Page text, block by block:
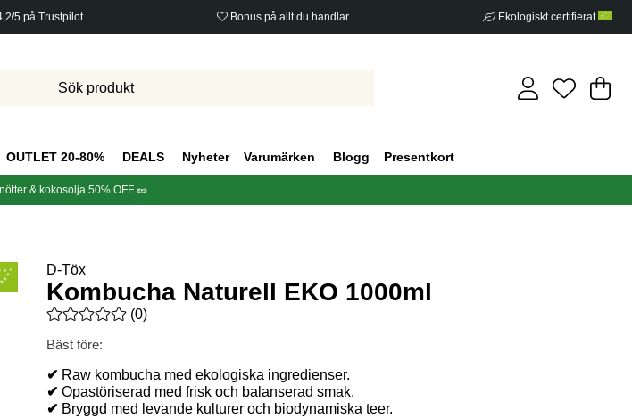
5 på Trustpilot Bonus på allt du handlar Ekologiskt certifierat
.
OUTLET 20-80% DEALS Nyheter Varumärken Blogg Presentkort
& kokosolja 50% OFF 🥜
D-Töx
Kombucha Naturell EKO 1000ml
Medelbetyg 0 av 5 Antal betyg 0
(0)
Bäst före:
✔ Raw kombucha med ekologiska ingredienser.
✔ Opastöriserad med frisk och balanserad smak.
✔ Bryggd med levande kulturer och biodynamiska teer.